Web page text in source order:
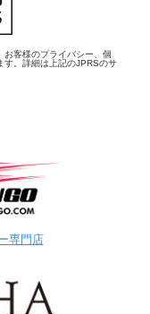
お客様のプライバシー、個
す。詳細は上記のJPRSのサ
専門店